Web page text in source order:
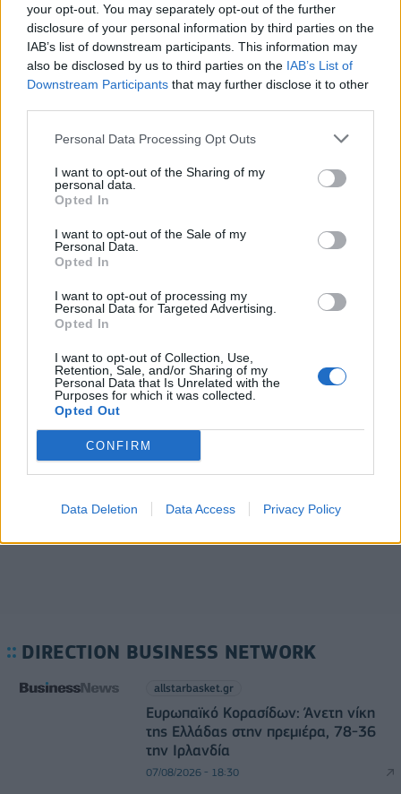
your opt-out. You may separately opt-out of the further
disclosure of your personal information by third parties on the
IAB’s list of downstream participants. This information may
also be disclosed by us to third parties on the IAB’s List of
Downstream Participants that may further disclose it to other
Personal Data Processing Opt Outs
I want to opt-out of the Sharing of my
personal data.
Opted In
I want to opt-out of the Sale of my
Personal Data.
Opted In
I want to opt-out of processing my
Personal Data for Targeted Advertising.
Opted In
I want to opt-out of Collection, Use,
Retention, Sale, and/or Sharing of my
Personal Data that Is Unrelated with the
Purposes for which it was collected.
Opted Out
CONFIRM
Data Deletion Data Access Privacy Policy
ΔΗΜΟΦΙΛΗ
Έρευνα ΕΟΤ: Η Ελλάδα στις κορυφαίες επιλογές
των Ευρωπαίων ταξιδιωτών
07/08/2026 - 10:56 ΤΟΥΡΙΣΜΟΣ
Κρήτη, Πελοπόννησο, Εύβοια και νησιά του Αιγαίου
07/08/2026 - 08:30
Χρ. Δήμας: «Προχωρούν τα έργα σε όλο το μήκος
του ΒΟΑΚ»
Χρηματιστήριο: Στις 2.618,95 μονάδες ο Γενικός
Δείκτης Τιμών, με άνοδο 0,40%
07/08/2026 - 13:07
Πειραιάς: Κορυφώνεται η έξοδος των αδειούχων
του Αυγούστου
ΕΛΛΑΔΑ
DIRECTION BUSINESS NETWORK
allstarbasket.gr
Ευρωπαϊκό Κορασίδων: Άνετη νίκη
της Ελλάδας στην πρεμιέρα, 78-36
την Ιρλανδία
07/08/2026 - 18:30